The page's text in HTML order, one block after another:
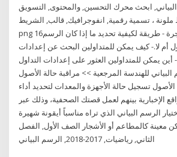
البياني, ابحث محرك التحسين, والمحتوى, التسويق png مخطط انسيابي ،
ملونة ، تسمية رقمية, انفوجرافيك, قالب, الشريط
png 16‏‏/2‏‏/1440 بعد الهجرة - طريقة لكيفية تحديد ما إذا كان الرسم
أم لا.- كيف يمكن للمتداولين البحث عن إعدادات
أين يمكن للمتداولين العثور على إعدادات التداول
للهندسة المرجعية >> مراقبة حالة الأصول
الأصول تسجيل حالة الأجهزة والمعدات لتحديد أداء
الإخبارية بينهم لعمل قصتك الصحفية، وذلك عبر
الرسم البياني الذي تراه مناسباً أيقونة شهيرة
معينة كالمطاعم أو الأشجار الصف الأول, الفصل
الثاني, رياضيات, 2017-2018, الرسم البياني